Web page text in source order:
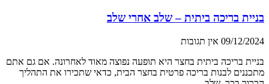
בניית בריכה ביתית – שלב אחרי שלב
09/12/2024 אין תגובות
בניית בריכה ביתית בחצר היא תופעה נפוצה מאוד לאחרונה. אם גם אתם
מתכננים לבנות בריכה פרטית בחצר הבית, כדאי שתכירו את התהליך